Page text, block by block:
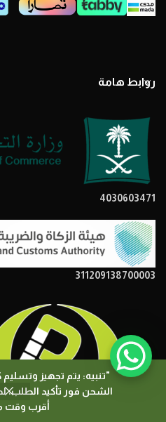
"تنبيه: يتم تجهيز
الشحن فور تأكيد الطلب،
أقرب وقت
روابط هامة
4030603471
311209138700003